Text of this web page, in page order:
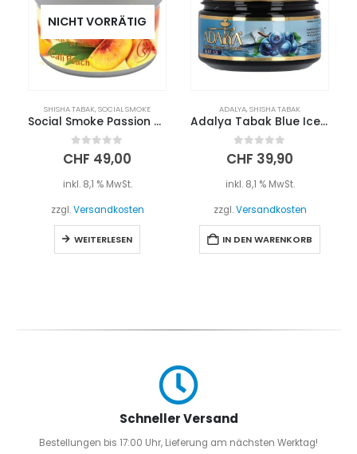
NICHT VORRÄTIG
SHISHA TABAK,SOCIAL SMOKE
Social Smoke Passion Cali Peach 250g
0 out of 5
CHF 49,00
inkl. 8,1 % MwSt.
zzgl.Versandkosten
WEITERLESEN
ADALYA,SHISHA TABAK
Adalya Tabak Blue Ice 200g
0out of 5
CHF 39,90
inkl. 8,1 % MwSt.
zzgl.Versandkosten
IN DEN WARENKORB
Schneller Versand
Bestellungen bis 17:00 Uhr, Lieferung am nächsten Werktag!